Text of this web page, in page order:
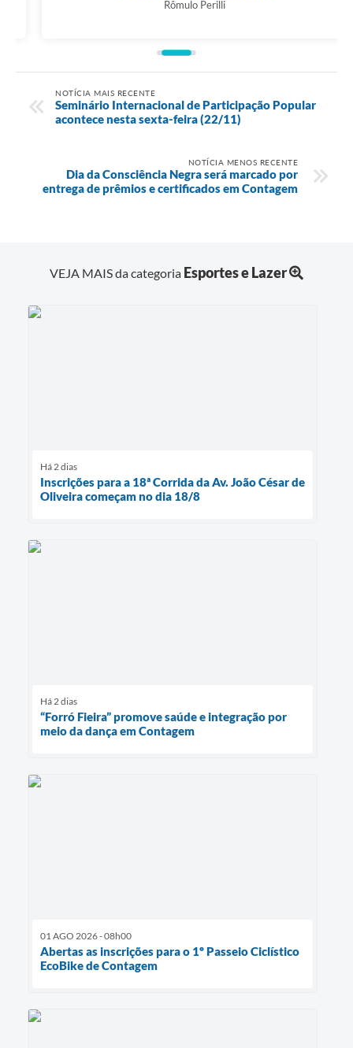
Rômulo Perilli
NOTÍCIA MAIS RECENTE
Seminário Internacional de Participação Popular
acontece nesta sexta-feira (22/11)
NOTÍCIA MENOS RECENTE
Dia da Consciência Negra será marcado por
entrega de prêmios e certificados em Contagem
VEJA MAIS da categoria Esportes e Lazer
Há 2 dias
Inscrições para a 18ª Corrida da Av. João César de
Oliveira começam no dia 18/8
Há 2 dias
“Forró Fieira” promove saúde e integração por
meio da dança em Contagem
01 AGO 2026 - 08h00
Abertas as inscrições para o 1º Passeio Ciclístico
EcoBike de Contagem